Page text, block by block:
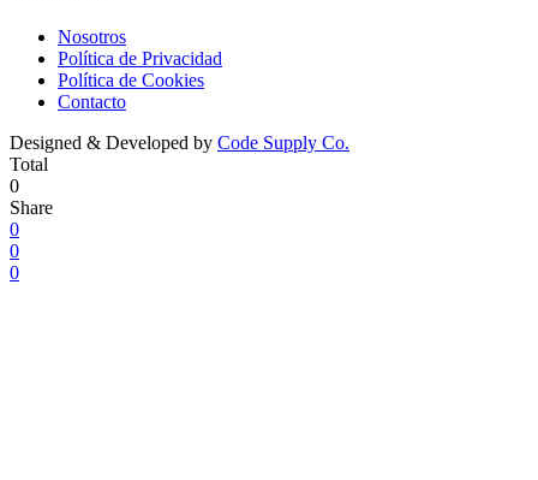
Nosotros
Política de Privacidad
Política de Cookies
Contacto
Designed & Developed by Code Supply Co.
Total
0
Share
0
0
0